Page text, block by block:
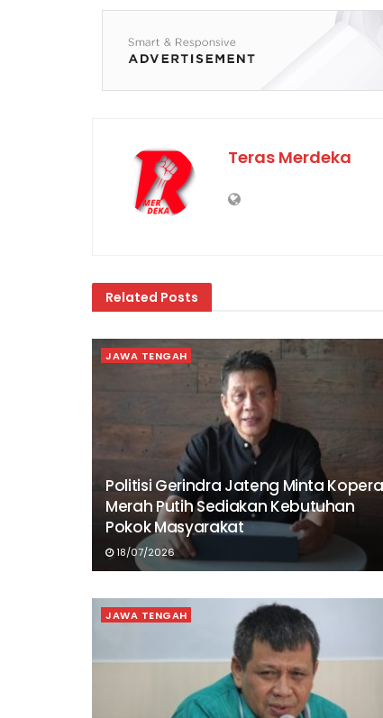
Teras Merdeka
Related Posts
JAWA TENGAH
Politisi Gerindra Jateng Minta
Merah Putih Sediakan Kebutuhan
Pokok Masyarakat
18/07/2026
JAWA TENGAH